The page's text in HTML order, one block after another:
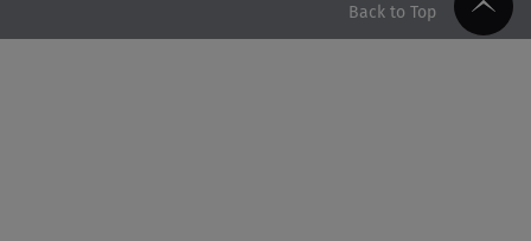
Back to Top